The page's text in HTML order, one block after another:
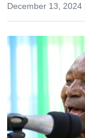
December 13, 2024